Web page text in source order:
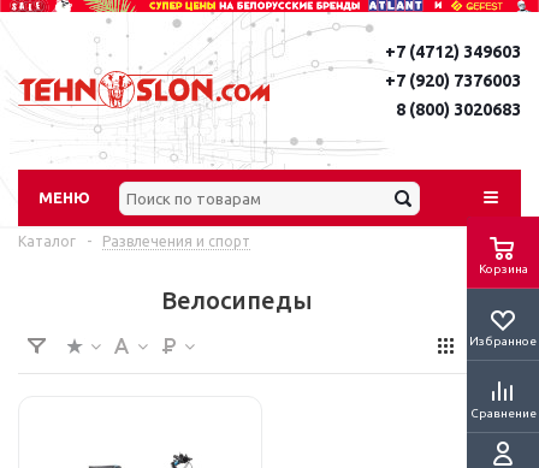
Корзина
Избранное
Сравнение
+7 (4712) 349603
+7 (920) 7376003
8 (800) 3020683
МЕНЮ
Каталог - Развлечения и спорт
Велосипеды